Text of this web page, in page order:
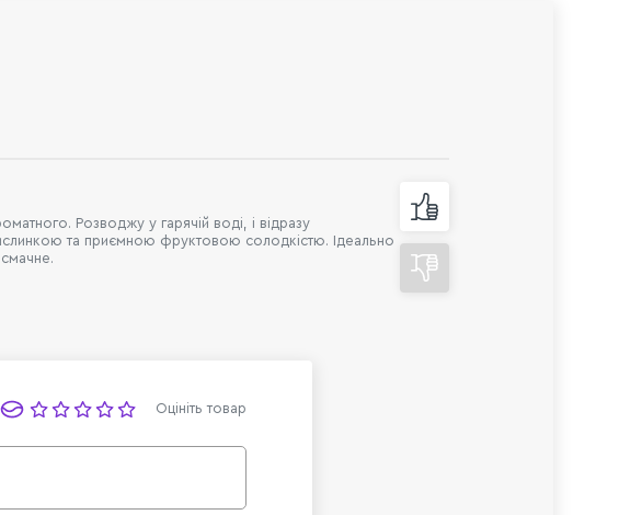
Розводжу у гарячій воді, і відразу
та приємною фруктовою солодкістю. Ідеально
Оцініть товар